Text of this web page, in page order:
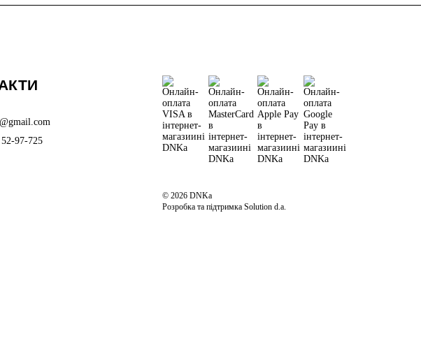
97-725
© 2026 DNKa
Розробка та підтримка Solution d.a.